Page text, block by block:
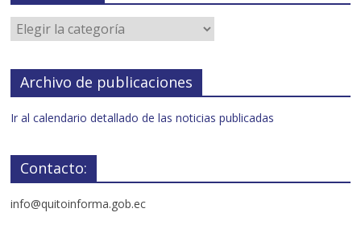
Archivo de publicaciones
Ir al calendario detallado de las noticias publicadas
Contacto:
info@quitoinforma.gob.ec